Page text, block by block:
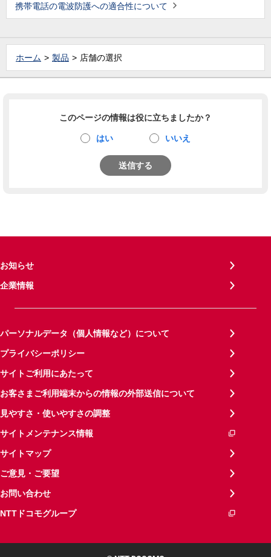
携帯電話の電波防護への適合性について
ホーム 製品 店舗の選択
このページの情報は役に立ちましたか？
はい いいえ
送信する
お知らせ
企業情報
パーソナルデータ（個人情報など）について
プライバシーポリシー
サイトご利用にあたって
お客さまご利用端末からの情報の外部送信について
見やすさ・使いやすさの調整
サイトメンテナンス情報
サイトマップ
ご意見・ご要望
お問い合わせ
NTTドコモグループ